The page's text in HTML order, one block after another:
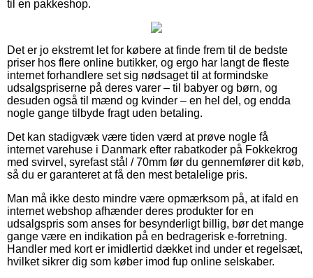
til en pakkeshop.
Det er jo ekstremt let for købere at finde frem til de bedste
priser hos flere online butikker, og ergo har langt de fleste
internet forhandlere set sig nødsaget til at formindske
udsalgspriserne på deres varer – til babyer og børn, og
desuden også til mænd og kvinder – en hel del, og endda
nogle gange tilbyde fragt uden betaling.
Det kan stadigvæk være tiden værd at prøve nogle få
internet varehuse i Danmark efter rabatkoder på Fokkekrog
med svirvel, syrefast stål / 70mm før du gennemfører dit køb,
så du er garanteret at få den mest betalelige pris.
Man må ikke desto mindre være opmærksom på, at ifald en
internet webshop afhænder deres produkter for en
udsalgspris som anses for besynderligt billig, bør det mange
gange være en indikation på en bedragerisk e-forretning.
Handler med kort er imidlertid dækket ind under et regelsæt,
hvilket sikrer dig som køber imod fup online selskaber.